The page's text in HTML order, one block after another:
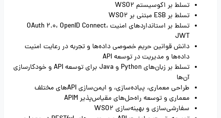
تسلط بر اکوسیستم WSO2
تسلط بر ESB مبتنی بر WSO2
تسلط بر استانداردهای امنیت OAuth 2.0، OpenID Connect،
JWT
دانش قوانین حریم خصوصی داده‌ها و تجربه در رعایت امنیت
داده‌ها و مدیریت در توسعه API
تسلط بر زبان‌های Python و Java برای توسعه API و خودکارسازی
آن‌ها
طراحی معماری، پیاده‌سازی، و ایمن‌سازی APIهای مختلف
معماری و توسعه راه‌حل‌های مقیاس‌پذیر APIM
سفارشی‌سازی و بهینه‌سازی WSO2